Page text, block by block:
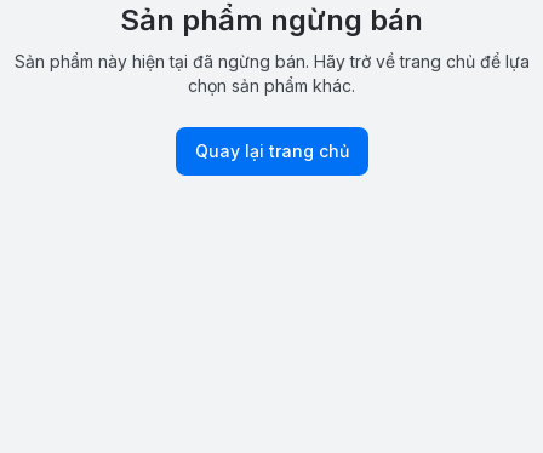
Sản phẩm ngừng bán
Sản phẩm này hiện tại đã ngừng bán. Hãy trở về trang chủ để lựa
chọn sản phẩm khác.
Quay lại trang chủ